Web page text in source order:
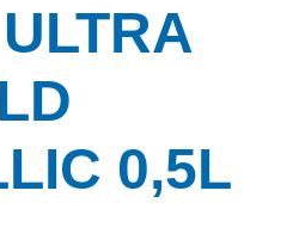
0,5L